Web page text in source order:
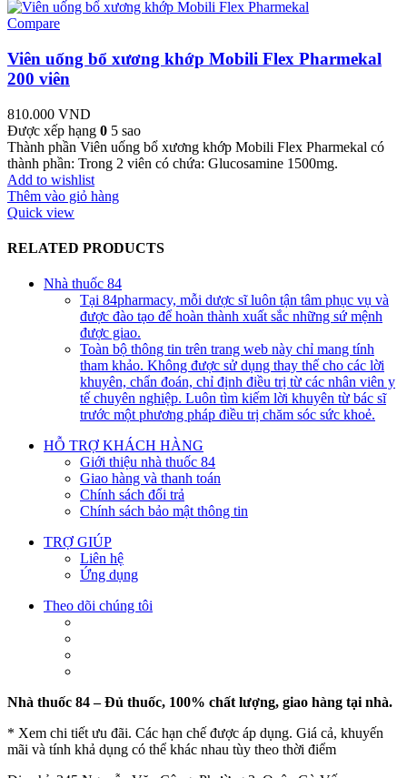
Compare
Viên uống bổ xương khớp Mobili Flex Pharmekal
200 viên
810.000 VND
Được xếp hạng 0 5 sao
Thành phần Viên uống bổ xương khớp Mobili Flex Pharmekal có
thành phần: Trong 2 viên có chứa: Glucosamine 1500mg.
Add to wishlist
Thêm vào giỏ hàng
Quick view
RELATED PRODUCTS
Nhà thuốc 84
Tại 84pharmacy, mỗi dược sĩ luôn tận tâm phục vụ và
được đào tạo để hoàn thành xuất sắc những sứ mệnh
được giao.
Toàn bộ thông tin trên trang web này chỉ mang tính
tham khảo. Không được sử dụng thay thế cho các lời
khuyên, chẩn đoán, chỉ định điều trị từ các nhân viên y
tế chuyên nghiệp. Luôn tìm kiếm lời khuyên từ bác sĩ
trước một phương pháp điều trị chăm sóc sức khoẻ.
HỖ TRỢ KHÁCH HÀNG
Giới thiệu nhà thuốc 84
Giao hàng và thanh toán
Chính sách đổi trả
Chính sách bảo mật thông tin
TRỢ GIÚP
Liên hệ
Ứng dụng
Theo dõi chúng tôi
Nhà thuốc 84 – Đủ thuốc, 100% chất lượng, giao hàng tại nhà.
* Xem chi tiết ưu đãi. Các hạn chế được áp dụng. Giá cả, khuyến
mãi và tính khả dụng có thể khác nhau tùy theo thời điểm